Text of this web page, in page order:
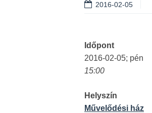
2016-02-05
Időpont
2016-02-05; pén
15:00
Helyszín
Művelődési ház